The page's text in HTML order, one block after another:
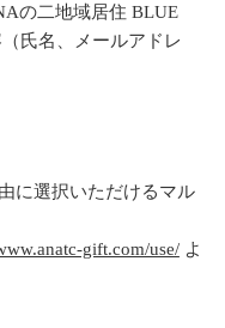
の二地域居住 BLUE
氏名、メールアドレ
に選択いただけるマル
gift.com/use/よ